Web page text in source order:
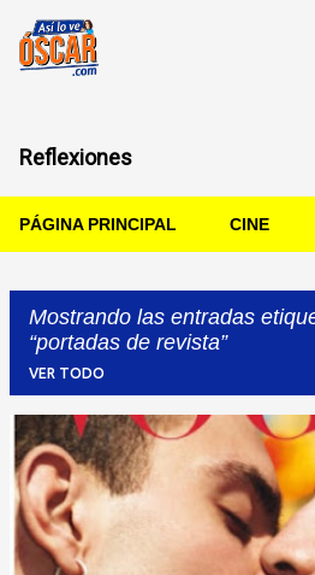
Reflexiones
PÁGINA PRINCIPAL CINE
Mostrando las entradas
portadas de revista
VER TODO
Entradas